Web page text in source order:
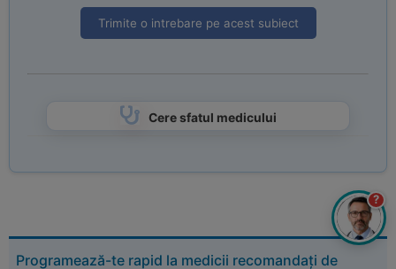
Trimite o intrebare pe acest subiect
Cere sfatul medicului
Programează-te rapid la medicii recomandați de
?